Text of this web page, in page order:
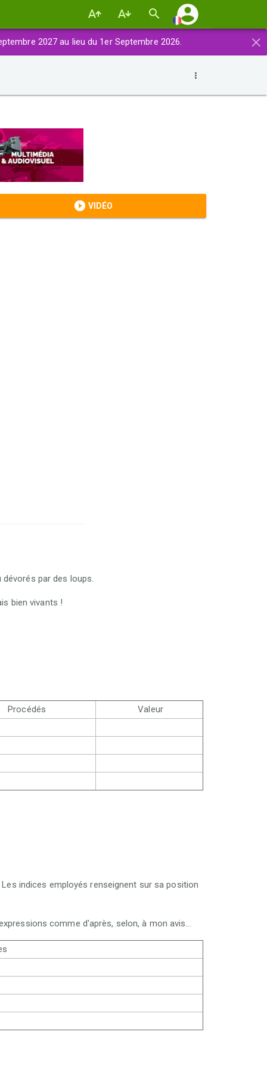
×
2027 au lieu du 1er Septembre 2026.
VIDÉO
par des loups.
bien vivants !
Procédés Valeur
indices employés renseignent sur sa position
comme d'après, selon, à mon avis...